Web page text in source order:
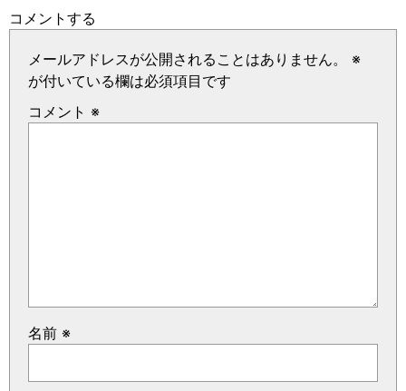
コメントする
メールアドレスが公開されることはありません。
※
が付いている欄は必須項目です
コメント ※
名前 ※